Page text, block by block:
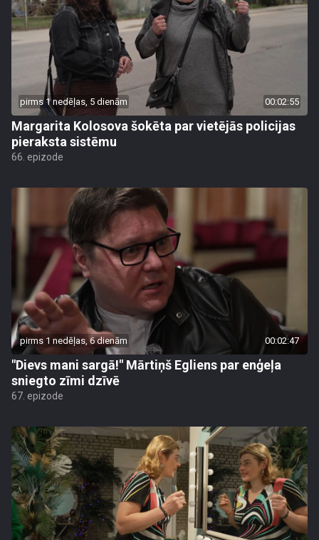
pirms 1 nedēļas, 5 dienām 00:02:55
Margarita Kolosova šokēta par vietējās policijas
pieraksta sistēmu
66. epizode
pirms 1 nedēļas, 6 dienām 00:02:47
"Dievs mani sargā!" Mārtiņš Egliens par enģeļa
sniegto zīmi dzīvē
67. epizode